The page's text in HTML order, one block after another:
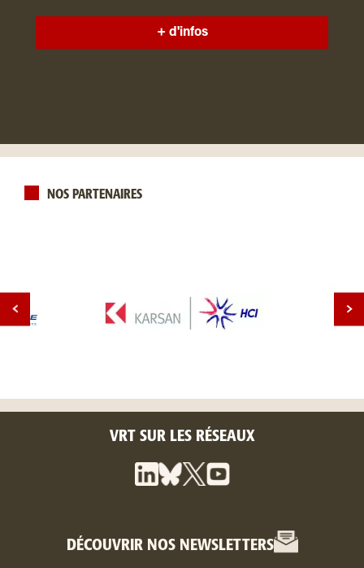
+ d'infos
NOS PARTENAIRES
VRT SUR LES RÉSEAUX
DÉCOUVRIR NOS NEWSLETTERS